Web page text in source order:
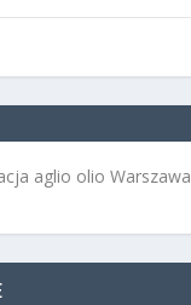
aglio olio Warszawa